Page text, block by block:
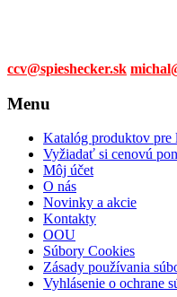
ccv@spieshecker.sk
Menu
Katalóg produktov pre
Vyžiadať si cenovú
Môj účet
O nás
Novinky a akcie
Kontakty
OOU
Súbory Cookies
Zásady používania
Vyhlásenie o ochrane